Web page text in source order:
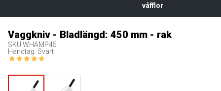
våfflor
Vaggkniv - Bladlängd: 450 mm - rak
SKU WHAMP45
Handtag: Svart